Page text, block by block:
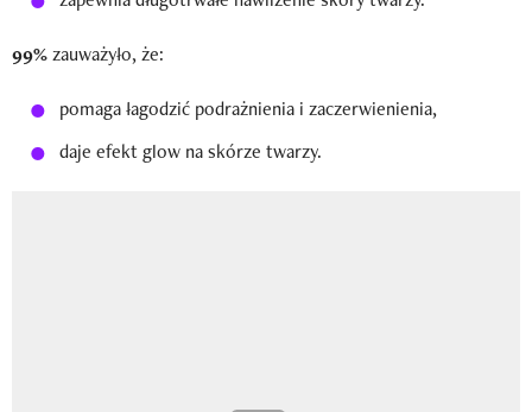
99%zauważyło, że:
pomaga łagodzić podrażnienia i zaczerwienienia,
daje efekt glow na skórze twarzy.